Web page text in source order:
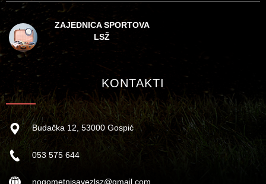
ZAJEDNICA SPORTOVA
LSŽ
KONTAKTI
Budačka 12, 53000 Gospić
053 575 644
nogometnisavezlsz@gmail.com